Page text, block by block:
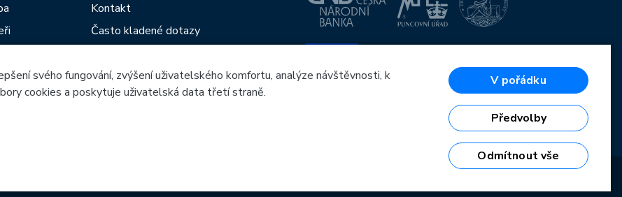
Kontakt
Často kladené dotazy
Prodejny České mincovny
Rádce
OP Podnikání a inovace pro konkurenceschopnost
Evropský fond pro regionální rozvoj
Investice do vaší budoucnosti
svého fungování, zvýšení uživatelského komfortu, analýze návštěvnosti, k
cookies a poskytuje uživatelská data třetí straně.
V pořádku
Předvolby
Odmítnout vše